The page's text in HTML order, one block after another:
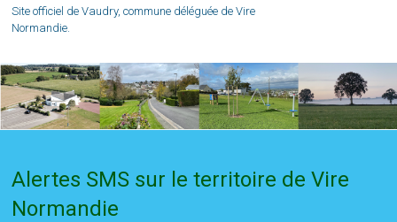
Site officiel de Vaudry, commune déléguée de Vire
Normandie.
Alertes SMS sur le territoire de Vire
Normandie